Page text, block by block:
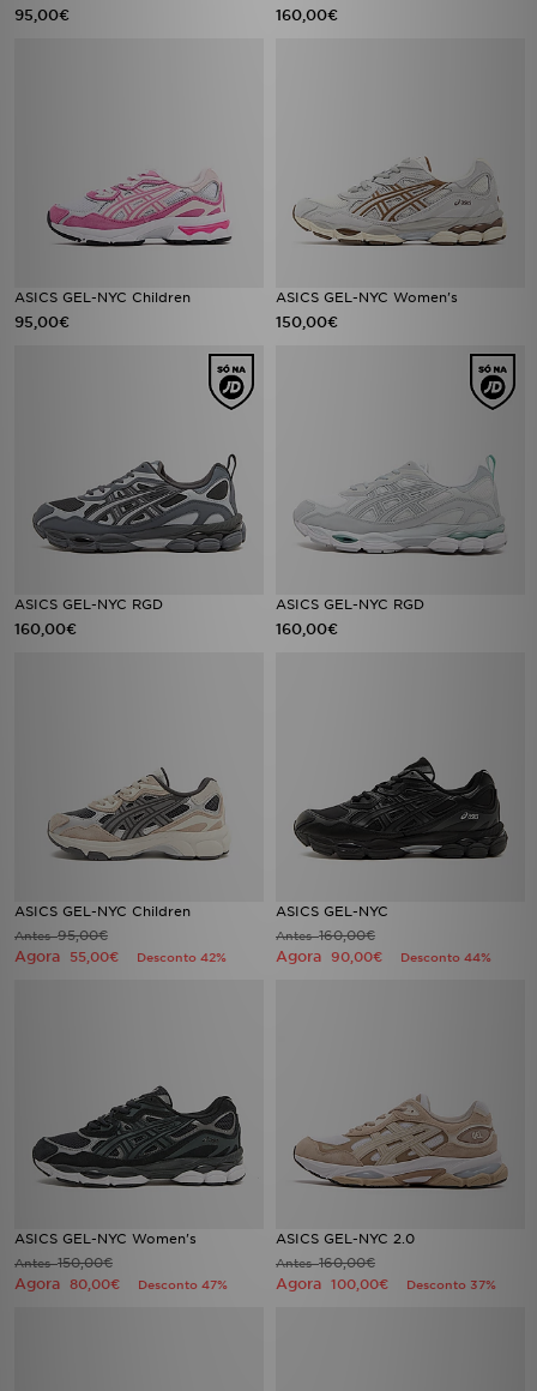
95,00€ 160,00€
ASICS GEL-NYC Children
95,00€
ASICS GEL-NYC Women's
150,00€
ASICS GEL-NYC RGD
160,00€
ASICS GEL-NYC RGD
160,00€
ASICS GEL-NYC Children
Antes95,00€
Agora 55,00€ Desconto 42%
ASICS GEL-NYC
Antes160,00€
Agora 90,00€ Desconto 44%
ASICS GEL-NYC Women's
Antes150,00€
Agora 80,00€ Desconto 47%
ASICS GEL-NYC 2.0
Antes160,00€
Agora 100,00€ Desconto 37%